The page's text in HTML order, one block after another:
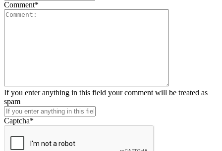
Comment*
If you enter anything in this field your comment will be treated as
spam
Captcha*